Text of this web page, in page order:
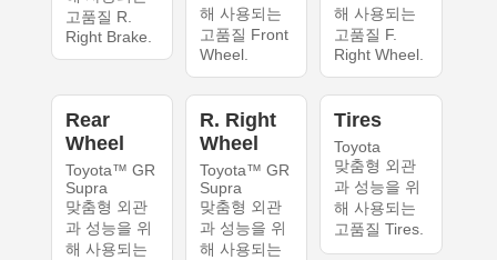
고품질 R.
Right Brake.
해 사용되는
고품질 Front
Wheel.
해 사용되는
고품질 F.
Right Wheel.
Rear
Wheel
Toyota™ GR
Supra
맞춤형 외관
과 성능을 위
해 사용되는
R. Right
Wheel
Toyota™ GR
Supra
맞춤형 외관
과 성능을 위
해 사용되는
Tires
Toyota
맞춤형 외관
과 성능을 위
해 사용되는
고품질 Tires.